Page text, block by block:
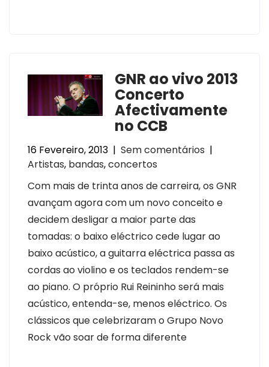
GNR ao vivo 2013
Concerto
Afectivamente
no CCB
16 Fevereiro, 2013 | Sem comentários |
Artistas, bandas,concertos
Com mais de trinta anos de carreira, os GNR
avançam agora com um novo conceito e
decidem desligar a maior parte das
tomadas: o baixo eléctrico cede lugar ao
baixo acústico, a guitarra eléctrica passa as
cordas ao violino e os teclados rendem-se
ao piano. O próprio Rui Reininho será mais
acústico, entenda-se, menos eléctrico. Os
clássicos que celebrizaram o Grupo Novo
Rock vão soar de forma diferente